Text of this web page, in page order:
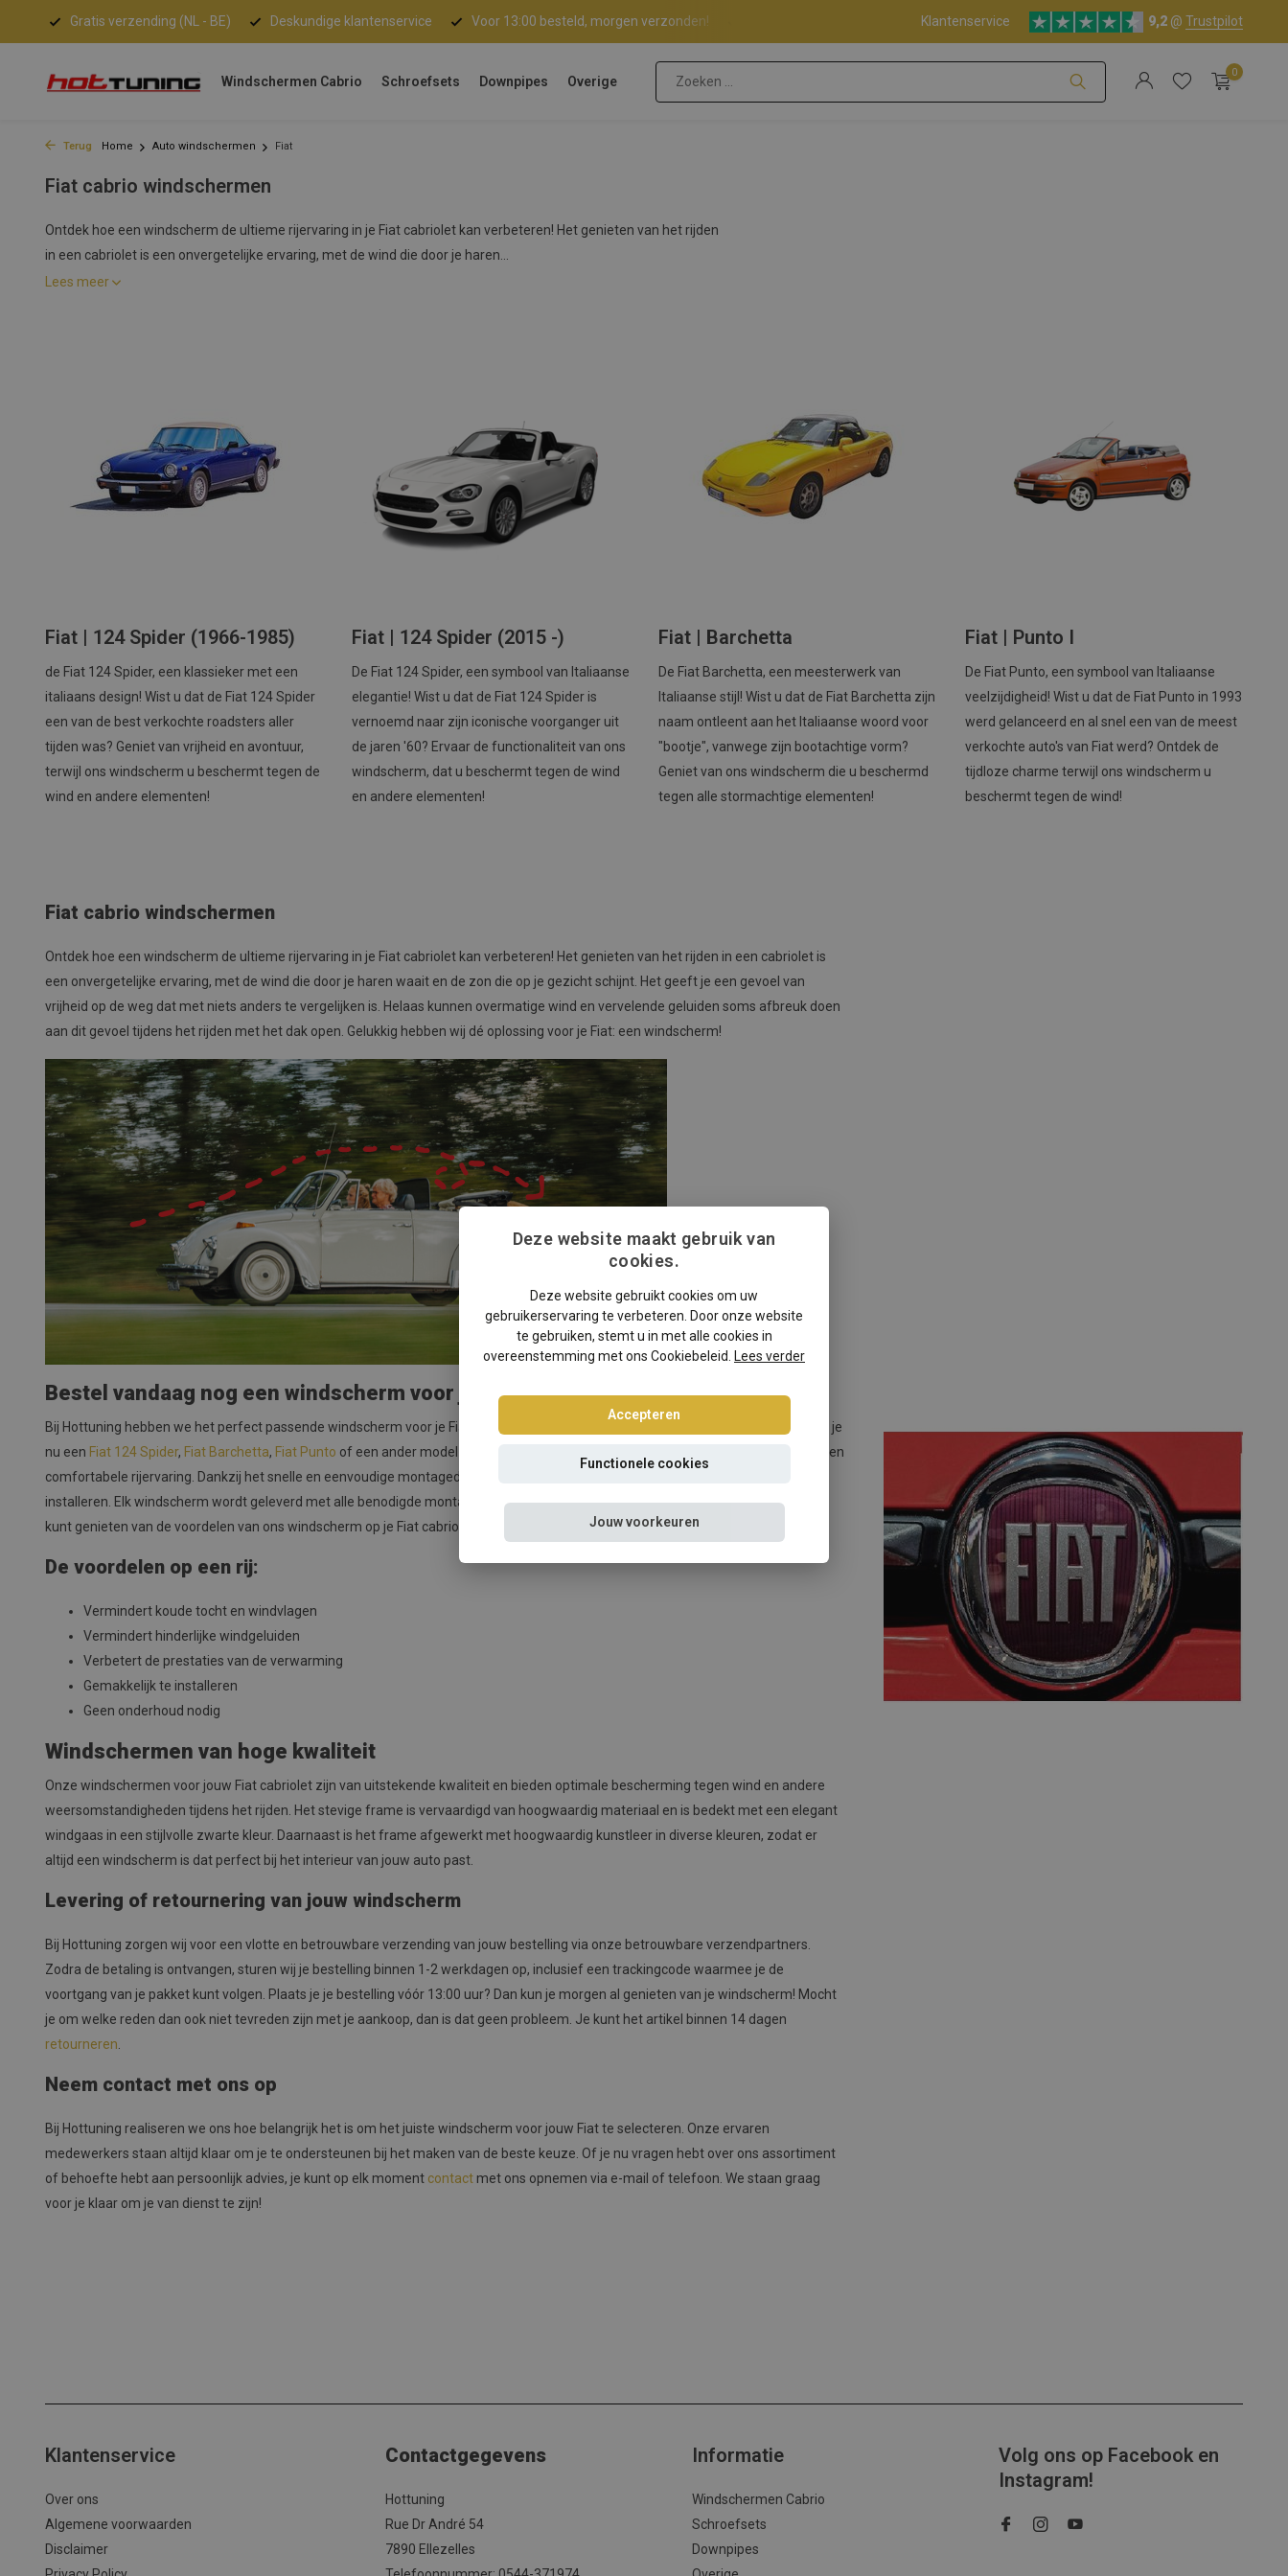
Gratis verzending (NL - BE) Deskundige klantenservice Voor 13:00 besteld, morgen verzonden! Deskundige klantenservice
Klantenservice 9,2 @ Trustpilot
Windschermen Cabrio Schroefsets Downpipes Overige
0
Terug Home Auto windschermen Fiat
Fiat cabrio windschermen
Ontdek hoe een windscherm de ultieme rijervaring in je Fiat cabriolet kan verbeteren! Het genieten van het rijden
in een cabriolet is een onvergetelijke ervaring, met de wind die door je haren...
Lees meer
Fiat | 124 Spider (1966-1985)
de Fiat 124 Spider, een klassieker met een
italiaans design! Wist u dat de Fiat 124 Spider
een van de best verkochte roadsters aller
tijden was? Geniet van vrijheid en avontuur,
terwijl ons windscherm u beschermt tegen de
wind en andere elementen!
Fiat | 124 Spider (2015 -)
De Fiat 124 Spider, een symbool van Italiaanse
elegantie! Wist u dat de Fiat 124 Spider is
vernoemd naar zijn iconische voorganger uit
de jaren '60? Ervaar de functionaliteit van ons
windscherm, dat u beschermt tegen de wind
en andere elementen!
Fiat | Barchetta
De Fiat Barchetta, een meesterwerk van
Italiaanse stijl! Wist u dat de Fiat Barchetta zijn
naam ontleent aan het Italiaanse woord voor
"bootje", vanwege zijn bootachtige vorm?
Geniet van ons windscherm die u beschermd
tegen alle stormachtige elementen!
Fiat | Punto I
De Fiat Punto, een symbool van Italiaanse
veelzijdigheid! Wist u dat de Fiat Punto in 1993
werd gelanceerd en al snel een van de meest
verkochte auto's van Fiat werd? Ontdek de
tijdloze charme terwijl ons windscherm u
beschermt tegen de wind!
Fiat cabrio windschermen
Ontdek hoe een windscherm de ultieme rijervaring in je Fiat cabriolet kan verbeteren! Het genieten van het rijden in een cabriolet is
een onvergetelijke ervaring, met de wind die door je haren waait en de zon die op je gezicht schijnt. Het geeft je een gevoel van
vrijheid op de weg dat met niets anders te vergelijken is. Helaas kunnen overmatige wind en vervelende geluiden soms afbreuk doen
aan dit gevoel tijdens het rijden met het dak open. Gelukkig hebben wij dé oplossing voor je Fiat: een windscherm!
Bestel vandaag nog een windscherm voor jouw Fiat
Bij Hottuning hebben we het perfect passende windscherm voor je Fiat cabriolet, waarmee je het cabrioseizoen kunt verlengen! Of je
nu een Fiat 124 Spider, Fiat Barchetta, Fiat Punto of een ander model Fiat cabrio hebt, onze windschermen zorgen voor een veilige en
comfortabele rijervaring. Dankzij het snelle en eenvoudige montagedesign kun je het windscherm zelf in slechts enkele minuten
installeren. Elk windscherm wordt geleverd met alle benodigde montage-onderdelen en duidelijke instructies, zodat je moeiteloos
kunt genieten van de voordelen van ons windscherm op je Fiat cabriolet.
De voordelen op een rij:
Vermindert koude tocht en windvlagen
Vermindert hinderlijke windgeluiden
Verbetert de prestaties van de verwarming
Gemakkelijk te installeren
Geen onderhoud nodig
Windschermen van hoge kwaliteit
Onze windschermen voor jouw Fiat cabriolet zijn van uitstekende kwaliteit en bieden optimale bescherming tegen wind en andere
weersomstandigheden tijdens het rijden. Het stevige frame is vervaardigd van hoogwaardig materiaal en is bedekt met een elegant
windgaas in een stijlvolle zwarte kleur. Daarnaast is het frame afgewerkt met hoogwaardig kunstleer in diverse kleuren, zodat er
altijd een windscherm is dat perfect bij het interieur van jouw auto past.
Levering of retournering van jouw windscherm
Bij Hottuning zorgen wij voor een vlotte en betrouwbare verzending van jouw bestelling via onze betrouwbare verzendpartners.
Zodra de betaling is ontvangen, sturen wij je bestelling binnen 1-2 werkdagen op, inclusief een trackingcode waarmee je de
voortgang van je pakket kunt volgen. Plaats je je bestelling vóór 13:00 uur? Dan kun je morgen al genieten van je windscherm! Mocht
je om welke reden dan ook niet tevreden zijn met je aankoop, dan is dat geen probleem. Je kunt het artikel binnen 14 dagen
retourneren
Neem contact met ons op
Bij Hottuning realiseren we ons hoe belangrijk het is om het juiste windscherm voor jouw Fiat te selecteren. Onze ervaren
medewerkers staan altijd klaar om je te ondersteunen bij het maken van de beste keuze. Of je nu vragen hebt over ons assortiment
of behoefte hebt aan persoonlijk advies, je kunt op elk moment contact met ons opnemen via e-mail of telefoon. We staan graag
voor je klaar om je van dienst te zijn!
Klantenservice
Over ons
Algemene voorwaarden
Disclaimer
Contactgegevens
Hottuning
Rue Dr André 54
7890 Ellezelles
Informatie
Windschermen Cabrio
Schroefsets
Downpipes
Volg ons op Facebook en
Instagram!
Deze website maakt gebruik van
cookies.
Deze website gebruikt cookies om uw
gebruikerservaring te verbeteren. Door onze website
te gebruiken, stemt u in met alle cookies in
overeenstemming met ons Cookiebeleid. Lees verder
Accepteren
Functionele cookies
Jouw voorkeuren